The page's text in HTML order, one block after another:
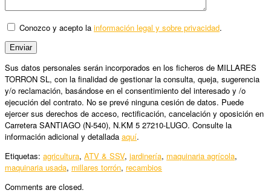
Conozco y acepto la información legal y sobre privacidad.
Sus datos personales serán incorporados en los ficheros de MILLARES
TORRON SL, con la finalidad de gestionar la consulta, queja, sugerencia
y/o reclamación, basándose en el consentimiento del interesado y /o
ejecución del contrato. No se prevé ninguna cesión de datos. Puede
ejercer sus derechos de acceso, rectificación, cancelación y oposición en
Carretera SANTIAGO (N-540), N.KM 5 27210-LUGO. Consulte la
información adicional y detallada aquí.
Etiquetas: agricultura, ATV & SSV, jardinería, maquinaria agrícola,
maquinaria usada, millares torrón, recambios
Comments are closed.